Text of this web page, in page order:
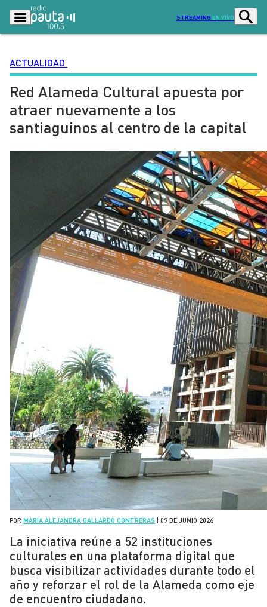
STREAMING EN VIVO
Podcasts Programas
Lo Último
Ciudad Economía
Sostenibilidad
Deportes
Entretención y Cultura Opinión
Dato en Pauta Señal 2
Contenido Patrocinado
ACTUALIDAD
Red Alameda Cultural apuesta por
atraer nuevamente a los
santiaguinos al centro de la capital
POR MARÍA ALEJANDRA GALLARDO CONTRERAS 09 DE JUNIO 2026
La iniciativa reúne a 52 instituciones
culturales en una plataforma digital que
busca visibilizar actividades durante todo el
año y reforzar el rol de la Alameda como eje
de encuentro ciudadano.